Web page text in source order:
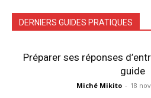
DERNIERS GUIDES PRATIQUES
Préparer ses réponses
guide
Miché Mikito - 18